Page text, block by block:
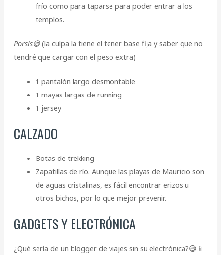
frío como para taparse para poder entrar a los
templos.
Porsis😅(la culpa la tiene el tener base fija y saber que no
tendré que cargar con el peso extra)
1 pantalón largo desmontable
1 mayas largas de running
1 jersey
CALZADO
Botas de trekking
Zapatillas de río. Aunque las playas de Mauricio son
de aguas cristalinas, es fácil encontrar erizos u
otros bichos, por lo que mejor prevenir.
GADGETS Y ELECTRÓNICA
¿Qué sería de un blogger de viajes sin su electrónica?😅📱